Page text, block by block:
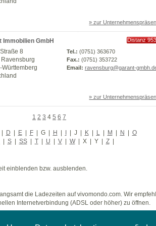
» zur
Immobilien GmbH
Distanz
8
Württemberg
Tel.: (0751) 363670
Fax.: (0751) 353722
Email: ravensburg@garant-
» zur
1 2 3 4 5 6 7
| D | E | F | G| H | I | J | K | L | M | N | O
| S | SS | T | U | V | W | X | Y | Z |
einblenden bzw. ausblenden.
die Ladezeiten auf vivomondo.com. Wir
Internetverbindung (ADSL oder höher) zu öffnen.